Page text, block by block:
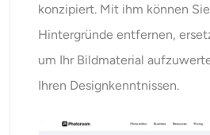
konzipiert. Mit ihm können
Hintergründe entfernen,
um Ihr Bildmaterial
Ihren Designkenntnissen.